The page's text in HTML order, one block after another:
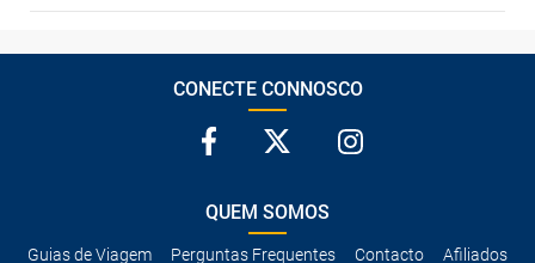
CONECTE CONNOSCO
QUEM SOMOS
Guias de Viagem Perguntas Frequentes Contacto
Afiliados